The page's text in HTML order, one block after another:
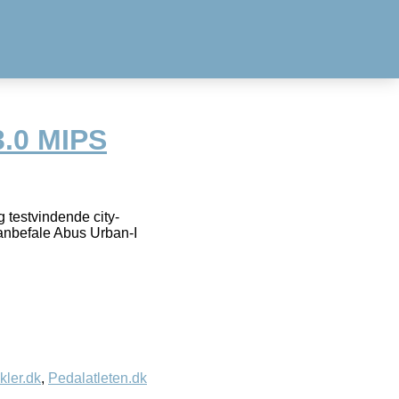
MIPS
testvindende city-
Abus Urban-I
, Pedalatleten.dk